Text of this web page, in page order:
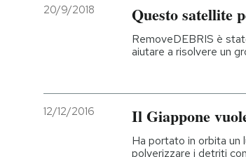
SHOP
20/9/2018 Questo satellite
RemoveDEBRIS è
aiutare a risolvere un
12/12/2016 Il Giappone
Ha portato in orbita un
polverizzare i detriti